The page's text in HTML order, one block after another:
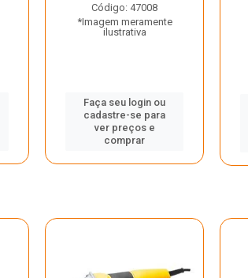
Código: 47008
*Imagem meramente
ilustrativa
Faça seu login ou
cadastre-se para
ver preços e
comprar